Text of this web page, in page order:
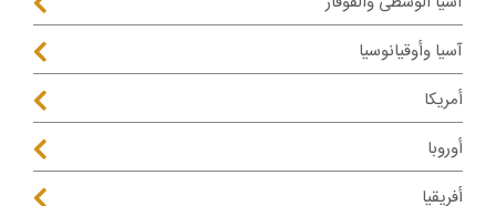
آسيا وأوقيانوسيا
أمريكا
أوروبا
أفريقيا